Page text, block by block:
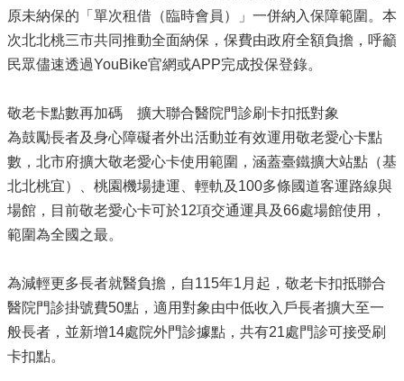
原未納保的「單次租借（臨時會員）」一併納入保障範圍。本
次北北桃三市共同推動全面納保，保費由政府全額負擔，呼籲
民眾儘速透過YouBike官網或APP完成投保登錄。
敬老卡點數再加碼 擴大聯合醫院門診刷卡扣抵對象
為鼓勵長者及身心障礙者外出活動並有效運用敬老愛心卡點
數，北市府擴大敬老愛心卡使用範圍，涵蓋臺鐵擴大站點（基
北北桃宜）、桃園機場捷運、輕軌及100多條國道客運路線與
場館，目前敬老愛心卡可於12項交通運具及66處場館使用，
範圍為全國之最。
為減輕更多長者就醫負擔，自115年1月起，敬老卡扣抵聯合
醫院門診掛號費50點，適用對象由中低收入戶長者擴大至一
般長者，並新增14處院外門診據點，共有21處門診可接受刷
卡扣點。